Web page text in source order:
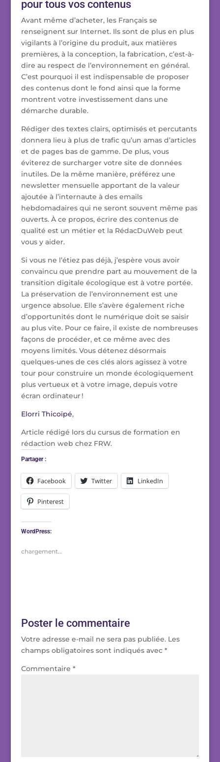
pour tous vos contenus
Avant même d’acheter, les Français se
renseignent sur Internet. Ils sont de plus en plus
vigilants à l’origine du produit, aux matières
premières, à la conception, la fabrication, c’est-à-
dire au respect de l’environnement en général.
C’est pourquoi il est indispensable de proposer
des contenus dont le fond ainsi que la forme
montrent votre investissement dans une
démarche durable.
Rédiger des textes clairs, optimisés et percutants
donnera lieu à plus de trafic qu’un amas d’articles
et de pages bas de gamme. De plus, vous
éviterez de surcharger votre site de données
inutiles. De la même manière, préférez une
newsletter mensuelle apportant de la valeur
ajoutée à l’internaute à des emails
hebdomadaires qui ne seront souvent même pas
ouverts. À ce propos, écrire des contenus de
qualité est un métier et la RédacDuWeb peut
vous y aider.
Si vous ne l’étiez pas déjà, j’espère vous avoir
convaincu que prendre part au mouvement de la
transition digitale écologique est à votre portée.
La préservation de l’environnement est une
urgence absolue. Elle s’avère également riche
d’opportunités dont le numérique doit se saisir
au plus vite. Pour ce faire, il existe de nombreuses
façons de procéder, et ce même avec des
moyens limités. Vous détenez désormais
quelques-unes de ces clés alors agissez à votre
tour pour construire un monde écologiquement
plus vertueux et à votre image, depuis votre
écran ordinateur !
Elorri Thicoïpé,
Article rédigé lors du cursus de formation en
rédaction web chez FRW.
Partager :
Facebook Twitter LinkedIn
Pinterest
WordPress:
chargement…
Poster le commentaire
Votre adresse e-mail ne sera pas publiée. Les
champs obligatoires sont indiqués avec *
Commentaire *